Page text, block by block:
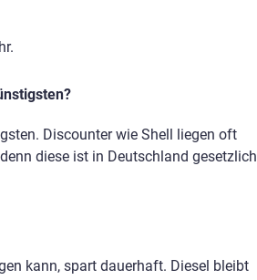
Discounter wie Shell liegen oft
diese ist in Deutschland gesetzlich
kann, spart dauerhaft. Diesel bleibt